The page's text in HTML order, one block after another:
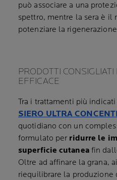
può associare a una
spettro, mentre la sera è il
potenziare la
PRODOTTI
EFFICACE
Tra i trattamenti più indicati
SIERO ULTRA
quotidiano con un
formulato per ridurre le
superficie cutaneafin
Oltre ad affinare la grana,
riequilibrare la produzione